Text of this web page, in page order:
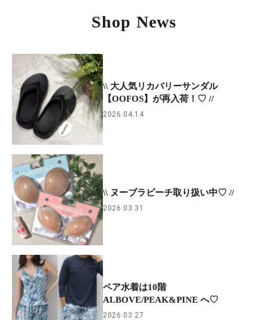
Shop News
\\ 大人気リカバリーサンダル
【OOFOS】が再入荷！♡ //
2026.04.14
\\ ヌーブラビーチ取り扱い中♡ //
2026.03.31
ペア水着は10階
ALBOVE/PEAK&PINE へ♡
2026.03.27